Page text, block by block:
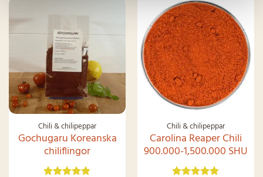
LAGER IGEN
Chili & chilipeppar
Gochugaru Koreanska
chiliflingor
Chili & chilipeppar
Carolina Reaper Chili
900.000-1,500.000 SHU